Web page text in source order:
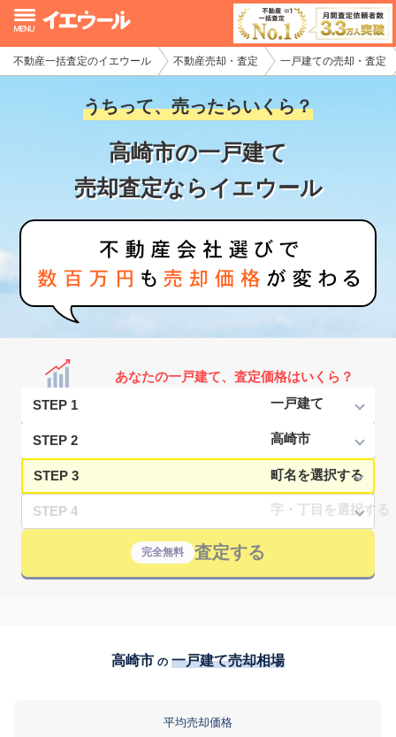
不動産一括査定のイエウール 不動産売却・査定 一戸建ての売却・査定
うちって、売ったらいくら？
高崎市の一戸建て
売却査定ならイエウール
あなたの一戸建て、査定価格はいくら？
STEP 1
STEP 2
STEP 3
STEP 4
完全無料 査定する
高崎市 の 一戸建て売却相場
平均売却価格
イエウール加盟希望の不動産会社様
初めての方へ
不動産売却の流れ
不動産の売却・一括査定
家査定シミュレーター
お問い合わせ